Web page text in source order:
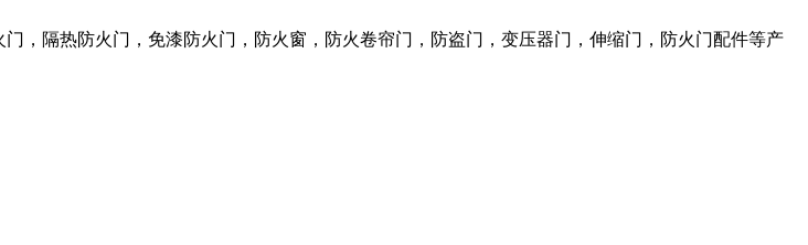
，隔热防火门，免漆防火门，防火窗，防火卷帘门，防盗门，变压器门，伸缩门，防火门配件等产